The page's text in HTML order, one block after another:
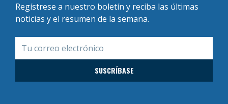
Regístrese a nuestro boletín y reciba las últimas
noticias y el resumen de la semana.